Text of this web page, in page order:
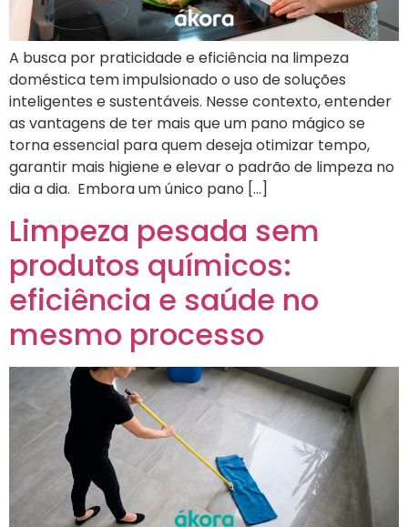
A busca por praticidade e eficiência na limpeza
doméstica tem impulsionado o uso de soluções
inteligentes e sustentáveis. Nesse contexto, entender
as vantagens de ter mais que um pano mágico se
torna essencial para quem deseja otimizar tempo,
garantir mais higiene e elevar o padrão de limpeza no
dia a dia. Embora um único pano […]
Limpeza pesada sem
produtos químicos:
eficiência e saúde no
mesmo processo